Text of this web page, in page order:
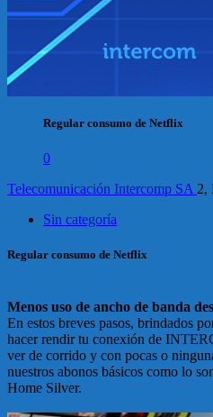
Regular consumo de Netflix
0
Telecomunicación Intercomp SA 2,
Sin categoría
Regular consumo de Netflix
Menos uso de ancho de banda
En estos breves pasos, brindados
hacer rendir tu conexión de
ver de corrido y con pocas o
nuestros abonos básicos como lo
Home Silver.